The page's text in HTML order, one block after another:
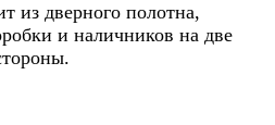
из дверного полотна,
и наличников на две